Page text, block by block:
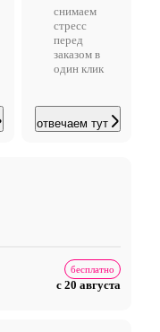
снимаем
стресс
перед
заказом в
один клик
отвечаем тут
бесплатно
с 20 августа